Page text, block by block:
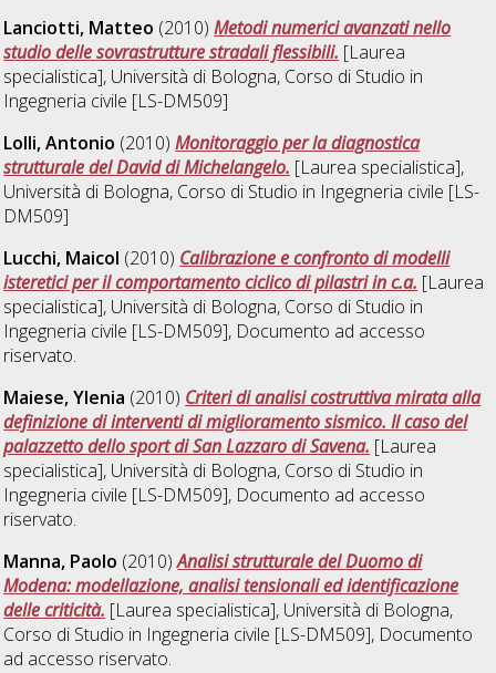
Lanciotti, Matteo (2010)Metodi numerici avanzati nello
studio delle sovrastrutture stradali flessibili. [Laurea
specialistica], Università di Bologna, Corso di Studio in
Ingegneria civile [LS-DM509]
Lolli, Antonio (2010)Monitoraggio per la diagnostica
strutturale del David di Michelangelo. [Laurea specialistica],
Università di Bologna, Corso di Studio in Ingegneria civile [LS-
DM509]
Lucchi, Maicol (2010) Calibrazione e confronto di modelli
isteretici per il comportamento ciclico di pilastri in c.a. [Laurea
specialistica], Università di Bologna, Corso di Studio in
Ingegneria civile [LS-DM509], Documento ad accesso
riservato.
Maiese, Ylenia (2010) Criteri di analisi costruttiva mirata alla
definizione di interventi di miglioramento sismico. Il caso del
palazzetto dello sport di San Lazzaro di Savena. [Laurea
specialistica], Università di Bologna, Corso di Studio in
Ingegneria civile [LS-DM509], Documento ad accesso
riservato.
Manna, Paolo (2010)Analisi strutturale del Duomo di
Modena: modellazione, analisi tensionali ed identificazione
delle criticità. [Laurea specialistica], Università di Bologna,
Corso di Studio in Ingegneria civile [LS-DM509], Documento
ad accesso riservato.